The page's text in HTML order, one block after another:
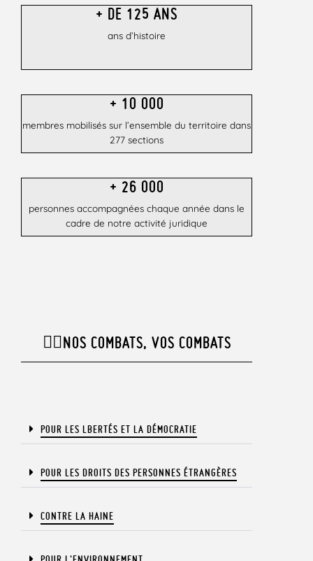
+ DE 125 ANS
ans d’histoire
+ 10 000
membres mobilisés sur l’ensemble du territoire dans
277 sections
+ 26 000​
personnes accompagnées chaque année dans le
cadre de notre activité juridique
✊🏾NOS COMBATS, VOS COMBATS​
POUR LES LBERTÉS ET LA DÉMOCRATIE​
POUR LES DROITS DES PERSONNES ÉTRANGÈRES​
CONTRE LA HAINE